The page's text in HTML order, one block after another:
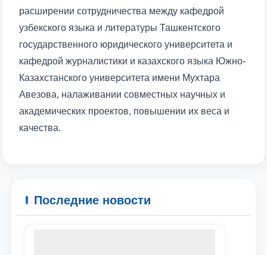
Ваше имя и фамилия
Почта
расширении сотрудничества между кафедрой
узбекского языка и литературы Ташкентского
государственного юридического университета и
кафедрой журналистики и казахского языка Южно-
Казахстанского университета имени Мухтара
Авезова, налаживании совместных научных и
академических проектов, повышении их веса и
качества.
Последние новости